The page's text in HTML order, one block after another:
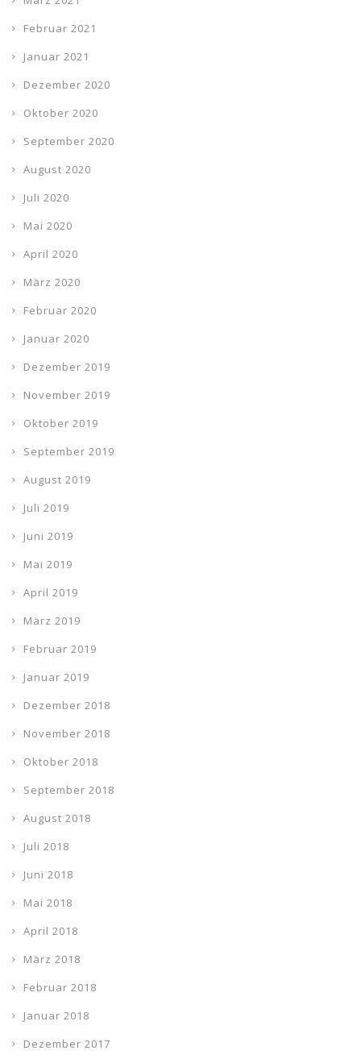
Februar 2021
Januar 2021
Dezember 2020
Oktober 2020
September 2020
August 2020
Juli 2020
Mai 2020
April 2020
März 2020
Februar 2020
Januar 2020
Dezember 2019
November 2019
Oktober 2019
September 2019
August 2019
Juli 2019
Juni 2019
Mai 2019
April 2019
März 2019
Februar 2019
Januar 2019
Dezember 2018
November 2018
Oktober 2018
September 2018
August 2018
Juli 2018
Juni 2018
Mai 2018
April 2018
März 2018
Februar 2018
Januar 2018
Dezember 2017